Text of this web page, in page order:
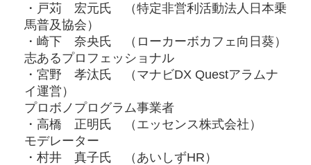
・戸苅 宏元氏 （特定非営利活動法人日本乗
馬普及協会）
・崎下 奈央氏 （ローカーボカフェ向日葵）
志あるプロフェッショナル
・宮野 孝汰氏 （マナビDX Questアラムナ
イ運営）
プロボノプログラム事業者
・高橋 正明氏 （エッセンス株式会社）
モデレーター
・村井 真子氏 （あいしずHR）